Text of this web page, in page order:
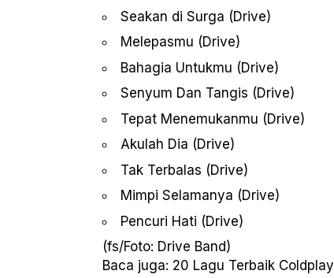
Seakan di Surga (Drive)
Melepasmu (Drive)
Bahagia Untukmu (Drive)
Senyum Dan Tangis (Drive)
Tepat Menemukanmu (Drive)
Akulah Dia (Drive)
Tak Terbalas (Drive)
Mimpi Selamanya (Drive)
Pencuri Hati (Drive)
(fs/Foto: Drive Band)
Baca juga: 20 Lagu Terbaik Coldplay